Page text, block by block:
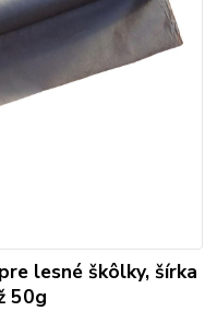
lesné škôlky, šírka
50g